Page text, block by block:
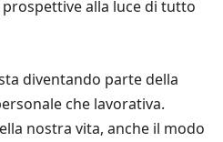
alla luce di tutto
diventando parte della
che lavorativa.
nostra vita, anche il modo